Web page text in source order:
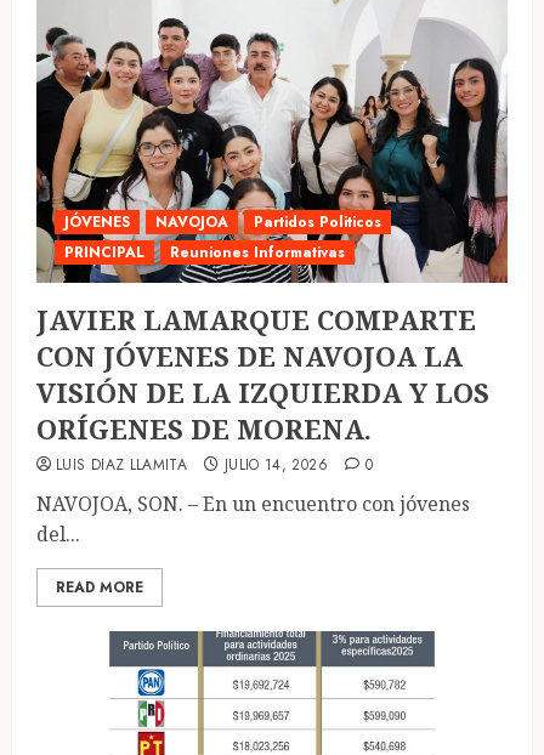
JÓVENES NAVOJOA
Partidos Politicos
PRINCIPAL
Reuniones Informativas
JAVIER LAMARQUE COMPARTE
CON JÓVENES DE NAVOJOA LA
VISIÓN DE LA IZQUIERDA Y LOS
ORÍGENES DE MORENA.
LUIS DIAZ LLAMITA JULIO 14, 2026 0
NAVOJOA, SON. – En un encuentro con jóvenes
del...
READ MORE